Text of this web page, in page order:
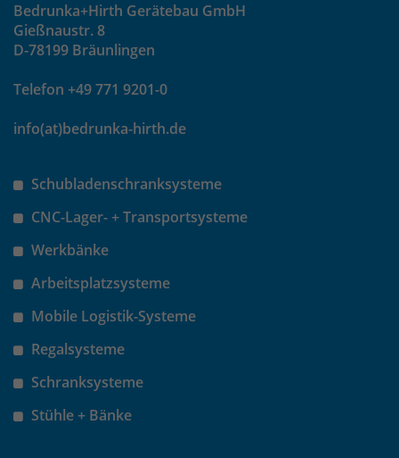
Bedrunka+Hirth Gerätebau GmbH
Gießnaustr. 8
D-78199 Bräunlingen
Telefon +49 771 9201-0
info(at)bedrunka-hirth.de
Schubladenschranksysteme
CNC-Lager- + Transportsysteme
Werkbänke
Arbeitsplatzsysteme
Mobile Logistik-Systeme
Regalsysteme
Schranksysteme
Stühle + Bänke